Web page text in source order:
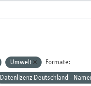
Umwelt Formate:
Datenlizenz Deutschland -